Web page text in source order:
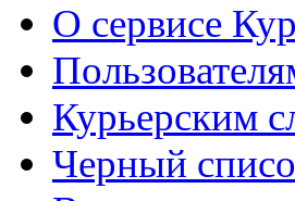
О сервисе
Курьерским
Черный